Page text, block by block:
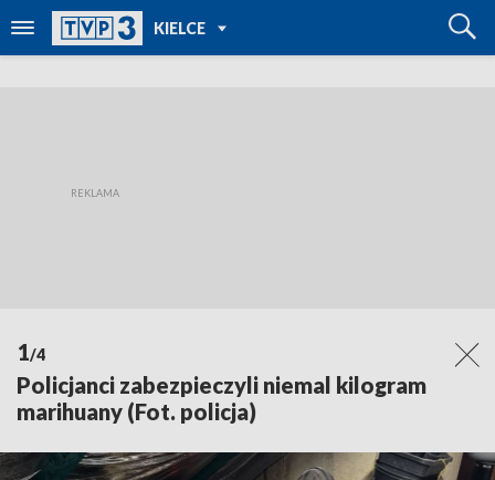
KIELCE
TVP REGIONY
1/4
Policjanci zabezpieczyli niemal kilogram
marihuany (Fot. policja)